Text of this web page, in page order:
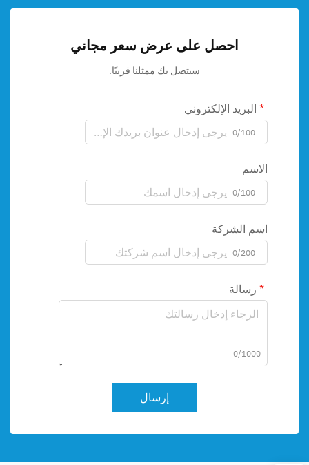
احصل على عرض سعر مجاني
سيتصل بك ممثلنا قريبًا.
البريد الإلكتروني
0/100
الاسم
0/100
اسم الشركة
0/200
رسالة
0/1000
إرسال